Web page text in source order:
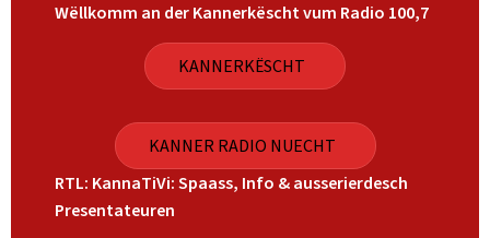
Wëllkomm an der Kannerkëscht vum Radio 100,7
KANNERKËSCHT
KANNER RADIO NUECHT
RTL: KannaTiVi: Spaass, Info & ausserierdesch
Presentateuren